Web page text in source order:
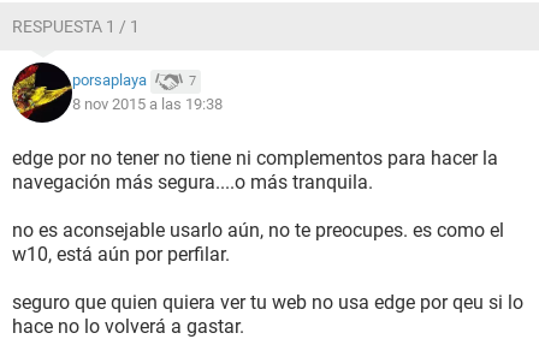
RESPUESTA 1 / 1
porsaplaya 7
8 nov 2015 a las 19:38
edge por no tener no tiene ni complementos para hacer la
navegación más segura....o más tranquila.
no es aconsejable usarlo aún, no te preocupes. es como el
w10, está aún por perfilar.
seguro que quien quiera ver tu web no usa edge por qeu si lo
hace no lo volverá a gastar.